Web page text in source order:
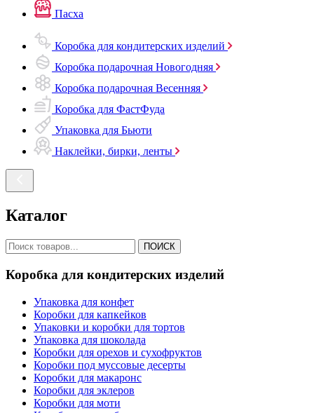
Пасха
Коробка для кондитерских изделий
Коробка подарочная Новогодняя
Коробка подарочная Весенняя
Коробка для ФастФуда
Упаковка для Бьюти
Наклейки, бирки, ленты
Каталог
ПОИСК
Коробка для кондитерских изделий
Упаковка для конфет
Коробки для капкейков
Упаковки и коробки для тортов
Упаковка для шоколада
Коробки для орехов и сухофруктов
Коробки под муссовые десерты
Коробки для макаронс
Коробки для эклеров
Коробки для моти